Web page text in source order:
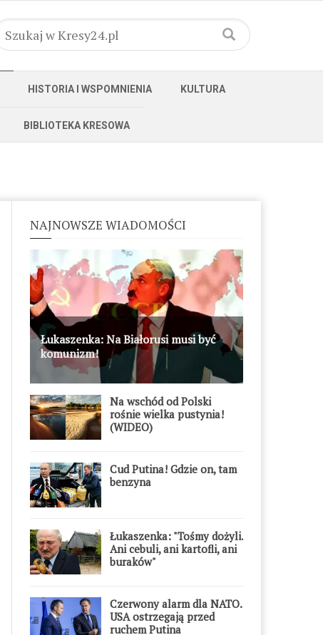
HISTORIA I WSPOMNIENIA KULTURA
BIBLIOTEKA KRESOWA
NAJNOWSZE WIADOMOŚCI
Łukaszenka: Na Białorusi musi być
komunizm!
Na wschód od Polski
rośnie wielka pustynia!
(WIDEO)
Cud Putina! Gdzie on, tam
benzyna
Łukaszenka: "Tośmy dożyli.
Ani cebuli, ani kartofli, ani
buraków"
Czerwony alarm dla NATO.
USA ostrzegają przed
ruchem Putina